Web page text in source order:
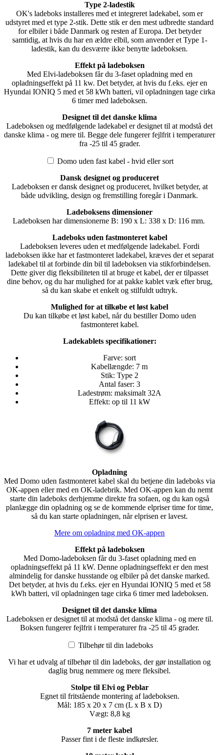
Type 2-ladestik
OK's ladeboks installeres med et integreret ladekabel, som er
udstyret med et type 2-stik. Dette stik er den mest udbredte standard
for elbiler i både Danmark og resten af Europa. Det betyder
samtidig, at hvis du har en ældre elbil, som anvender et Type 1-
ladestik, kan du desværre ikke benytte ladeboksen.
Effekt på ladeboksen
Med Elvi-ladeboksen får du 3-faset opladning med en
opladningseffekt på 11 kw. Det betyder, at hvis du f.eks. ejer en
Hyundai IONIQ 5 med et 58 kWh batteri, vil opladningen tage cirka
6 timer med ladeboksen.
Designet til det danske klima
Ladeboksen og medfølgende ladekabel er designet til at modstå det
danske klima - og mere til. Begge dele fungerer fejlfrit i temperaturer
fra -25 til 45 grader.
Domo uden fast kabel - hvid eller sort
Dansk designet og produceret
Ladeboksen er dansk designet og produceret, hvilket betyder, at
både udvikling, design og fremstilling foregår i Danmark.
Ladeboksens dimensioner
Ladeboksen har dimensionerne B: 190 x L: 338 x D: 116 mm.
Ladeboks uden fastmonteret kabel
Ladeboksen leveres uden et medfølgende ladekabel. Fordi
ladeboksen ikke har et fastmonteret ladekabel, kræves der et separat
ladekabel til at forbinde din bil til ladeboksen via stikforbindelsen.
Dette giver dig fleksibiliteten til at bruge et kabel, der er tilpasset
dine behov, og du har mulighed for at pakke kablet væk efter brug,
så du kan skabe et enkelt og stilfuldt udtryk.
Mulighed for at tilkøbe et løst kabel
Du kan tilkøbe et løst kabel, når du bestiller Domo uden
fastmonteret kabel.
Ladekablets specifikationer:
Farve: sort
Kabellængde: 7 m
Stik: Type 2
Antal faser: 3
Ladestrøm: maksimalt 32A
Effekt: op til 11 kW
Opladning
Med Domo uden fastmonteret kabel skal du betjene din ladeboks via
OK-appen eller med en OK-ladebrik. Med OK-appen kan du nemt
starte din ladeboks derhjemme direkte fra sofaen, og du kan også
planlægge din opladning og se de kommende elpriser time for time,
så du kan starte opladningen, når elprisen er lavest.
Mere om opladning med OK-appen
Effekt på ladeboksen
Med Domo-ladeboksen får du 3-faset opladning med en
opladningseffekt på 11 kW. Denne opladningseffekt er den mest
almindelig for danske husstande og elbiler på det danske marked.
Det betyder, at hvis du f.eks. ejer en Hyundai IONIQ 5 med et 58
kWh batteri, vil opladningen tage cirka 6 timer med ladeboksen.
Designet til det danske klima
Ladeboksen er designet til at modstå det danske klima - og mere til.
Boksen fungerer fejlfrit i temperaturer fra -25 til 45 grader.
Tilbehør til din ladeboks
Vi har et udvalg af tilbehør til din ladeboks, der gør installation og
daglig brug nemmere og mere fleksibel.
Stolpe til Elvi og Peblar
Egnet til fritstående montering af ladeboksen.
Mål: 185 x 20 x 7 cm (L x B x D)
Vægt: 8,8 kg
7 meter kabel
Passer fint i de fleste indkørsler.